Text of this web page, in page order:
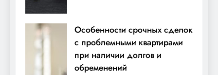
Особенности срочных сделок
с проблемными квартирами
при наличии долгов и
обременений